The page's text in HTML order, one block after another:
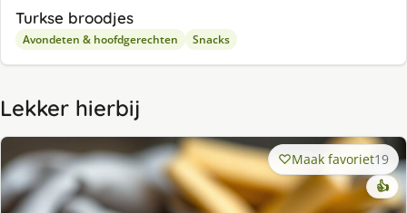
Turkse broodjes
Avondeten & hoofdgerechten Snacks
Lekker hierbij
Maak favoriet19
👍